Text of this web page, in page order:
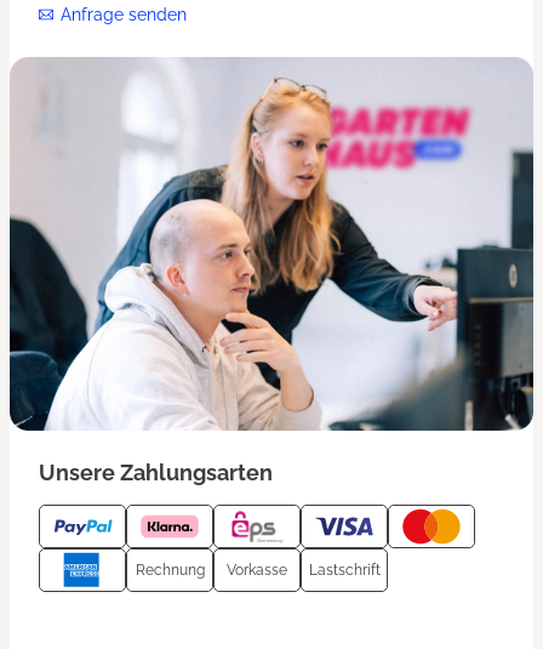
Anfrage senden
Unsere Zahlungsarten
Rechnung Vorkasse Lastschrift